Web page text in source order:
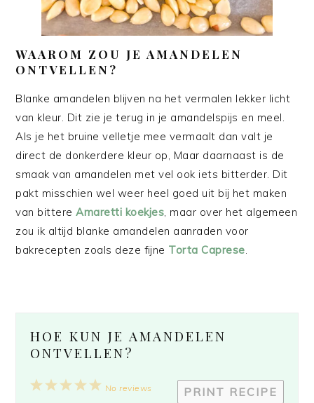
WAAROM ZOU JE AMANDELEN
ONTVELLEN?
Blanke amandelen blijven na het vermalen lekker licht
van kleur. Dit zie je terug in je amandelspijs en meel.
Als je het bruine velletje mee vermaalt dan valt je
direct de donkerdere kleur op, Maar daarnaast is de
smaak van amandelen met vel ook iets bitterder. Dit
pakt misschien wel weer heel goed uit bij het maken
van bittereAmaretti koekjes , maar over het algemeen
zou ik altijd blanke amandelen aanraden voor
bakrecepten zoals deze fijne Torta Caprese
HOE KUN JE AMANDELEN
ONTVELLEN?
PRINT RECIPE
5
4
3
2
1
No reviews